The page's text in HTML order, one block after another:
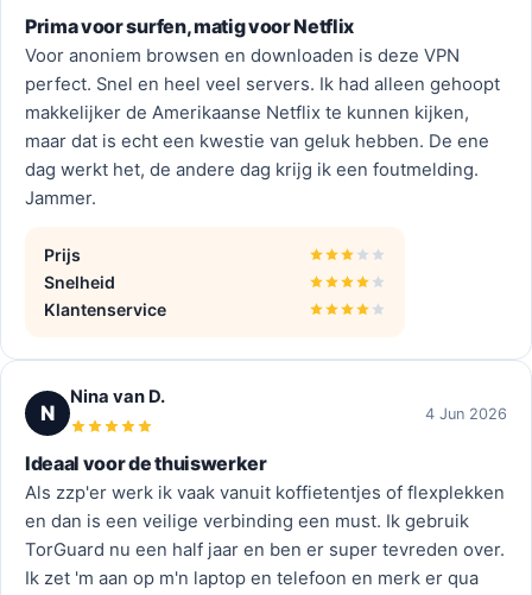
Prima voor surfen, matig voor Netflix
Voor anoniem browsen en downloaden is deze VPN
perfect. Snel en heel veel servers. Ik had alleen gehoopt
makkelijker de Amerikaanse Netflix te kunnen kijken,
maar dat is echt een kwestie van geluk hebben. De ene
dag werkt het, de andere dag krijg ik een foutmelding.
Jammer.
Prijs
Snelheid
Klantenservice
N
Nina van D.
4 Jun 2026
Ideaal voor de thuiswerker
Als zzp'er werk ik vaak vanuit koffietentjes of flexplekken
en dan is een veilige verbinding een must. Ik gebruik
TorGuard nu een half jaar en ben er super tevreden over.
Ik zet 'm aan op m'n laptop en telefoon en merk er qua